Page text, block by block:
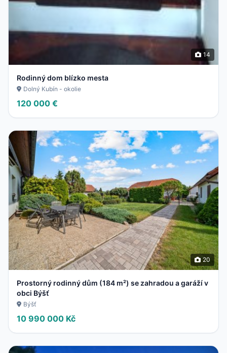
14
Rodinný dom blízko mesta
Dolný Kubín - okolie
120 000 €
20
Prostorný rodinný dům (184 m²) se zahradou a garáží v
obci Býšť
Býšť
10 990 000 Kč